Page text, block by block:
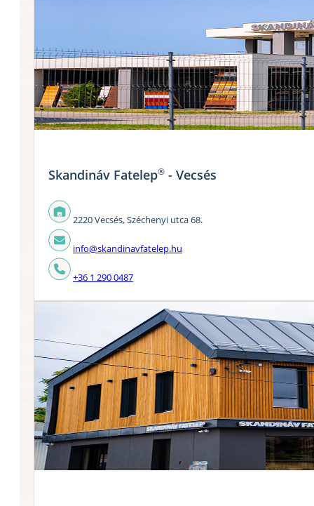
Skandináv Fatelep® - Vecsés
2220 Vecsés, Széchenyi utca 68.
info@skandinavfatelep.hu
+36 1 290 0487